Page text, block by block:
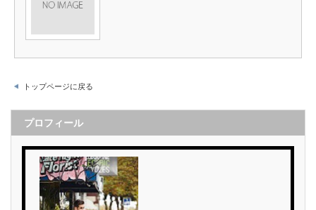
トップページに戻る
プロフィール